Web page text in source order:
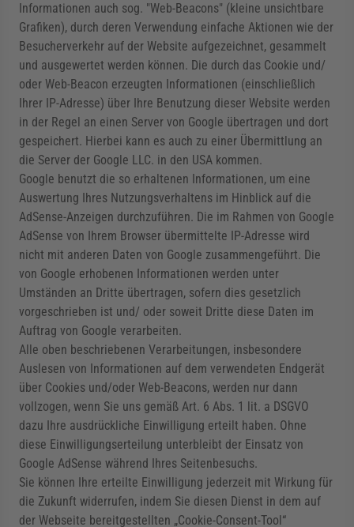
Informationen auch sog. "Web-Beacons" (kleine unsichtbare
Grafiken), durch deren Verwendung einfache Aktionen wie der
Besucherverkehr auf der Website aufgezeichnet, gesammelt
und ausgewertet werden können. Die durch das Cookie und/
oder Web-Beacon erzeugten Informationen (einschließlich
Ihrer IP-Adresse) über Ihre Benutzung dieser Website werden
in der Regel an einen Server von Google übertragen und dort
gespeichert. Hierbei kann es auch zu einer Übermittlung an
die Server der Google LLC. in den USA kommen.
Google benutzt die so erhaltenen Informationen, um eine
Auswertung Ihres Nutzungsverhaltens im Hinblick auf die
AdSense-Anzeigen durchzuführen. Die im Rahmen von Google
AdSense von Ihrem Browser übermittelte IP-Adresse wird
nicht mit anderen Daten von Google zusammengeführt. Die
von Google erhobenen Informationen werden unter
Umständen an Dritte übertragen, sofern dies gesetzlich
vorgeschrieben ist und/ oder soweit Dritte diese Daten im
Auftrag von Google verarbeiten.
Alle oben beschriebenen Verarbeitungen, insbesondere
Auslesen von Informationen auf dem verwendeten Endgerät
über Cookies und/oder Web-Beacons, werden nur dann
vollzogen, wenn Sie uns gemäß Art. 6 Abs. 1 lit. a DSGVO
dazu Ihre ausdrückliche Einwilligung erteilt haben. Ohne
diese Einwilligungserteilung unterbleibt der Einsatz von
Google AdSense während Ihres Seitenbesuchs.
Sie können Ihre erteilte Einwilligung jederzeit mit Wirkung für
die Zukunft widerrufen, indem Sie diesen Dienst in dem auf
der Webseite bereitgestellten „Cookie-Consent-Tool“